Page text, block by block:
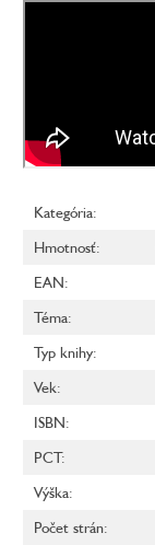
Kategória:
Hmotnosť:
EAN:
Téma:
Typ knihy:
Vek:
ISBN:
PCT:
Výška:
Počet strán: